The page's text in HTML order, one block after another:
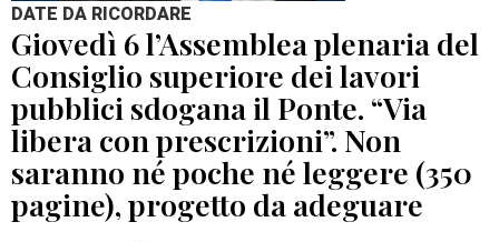
DATE DA RICORDARE
Giovedì 6 l’Assemblea plenaria del
Consiglio superiore dei lavori
pubblici sdogana il Ponte. “Via
libera con prescrizioni”. Non
saranno né poche né leggere (350
pagine), progetto da adeguare